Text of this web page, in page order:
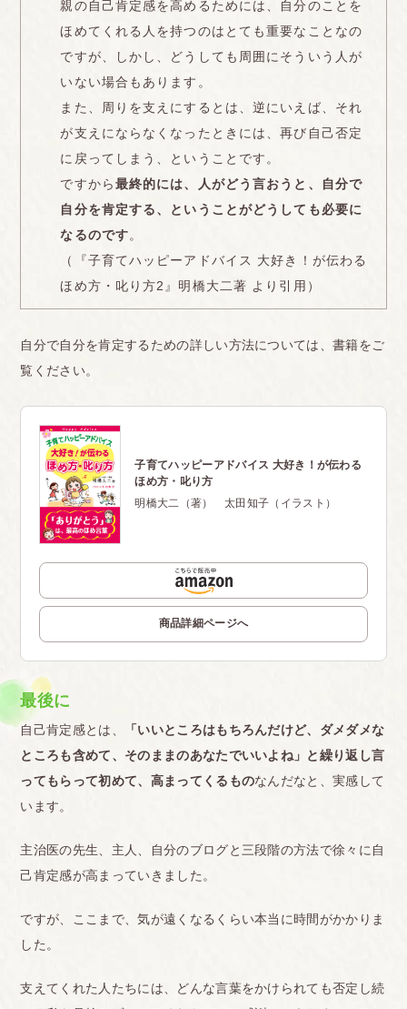
親の自己肯定感を高めるためには、自分のことを
ほめてくれる人を持つのはとても重要なことなの
ですが、しかし、どうしても周囲にそういう人が
いない場合もあります。
また、周りを支えにするとは、逆にいえば、それ
が支えにならなくなったときには、再び自己否定
に戻ってしまう、ということです。
ですから最終的には、人がどう言おうと、自分で
自分を肯定する、ということがどうしても必要に
なるのです。
（『子育てハッピーアドバイス 大好き！が伝わる
ほめ方・叱り方2』明橋大二著 より引用）
自分で自分を肯定するための詳しい方法については、書籍をご
覧ください。
子育てハッピーアドバイス 大好き！が伝わる
ほめ方・叱り方
明橋大二（著） 太田知子（イラスト）
商品詳細ページへ
最後に
自己肯定感とは、
「いいところはもちろんだけど、ダメダメな
ところも含めて、そのままのあなたでいいよね」と繰り返し言
ってもらって初めて、高まってくるものなんだなと、実感して
います。
主治医の先生、主人、自分のブログと三段階の方法で徐々に自
己肯定感が高まっていきました。
ですが、ここまで、気が遠くなるくらい本当に時間がかかりま
した。
支えてくれた人たちには、どんな言葉をかけられても否定し続